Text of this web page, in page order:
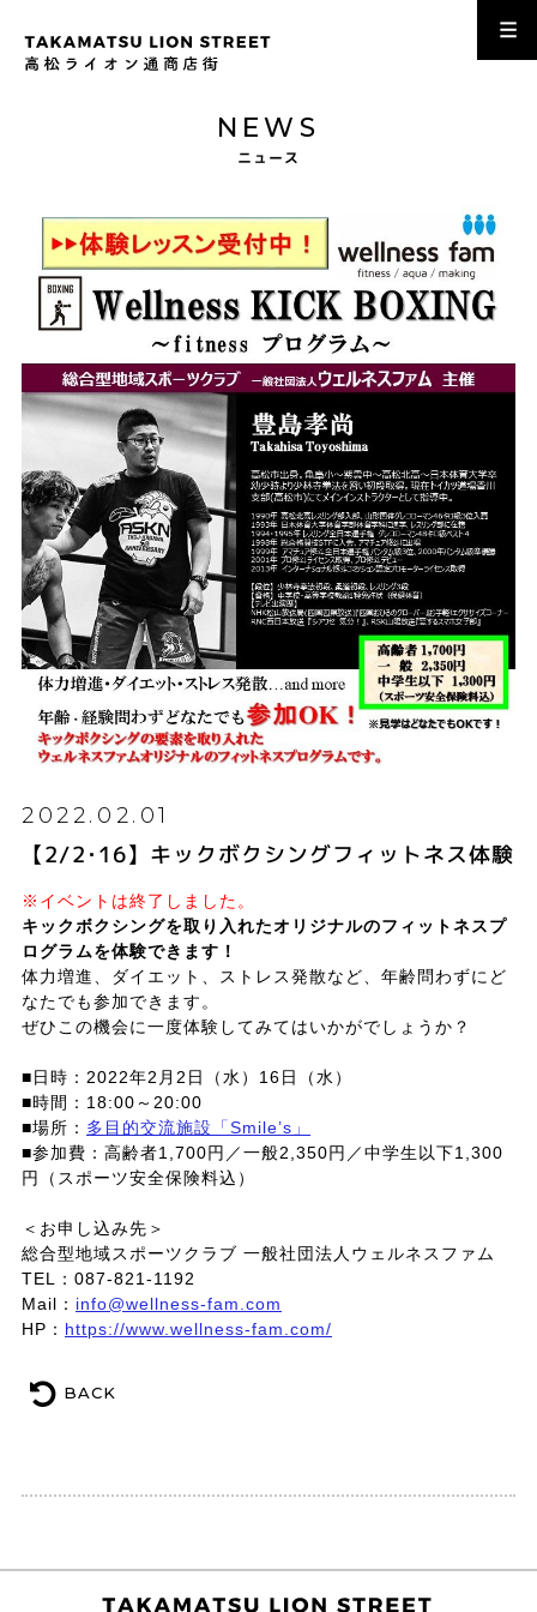
NEWS
ニュース
2022.02.01
【2/2･16】キックボクシングフィットネス体験
※イベントは終了しました。
キックボクシングを取り入れたオリジナルのフィットネスプ
ログラムを体験できます！
体力増進、ダイエット、ストレス発散など、年齢問わずにど
なたでも参加できます。
ぜひこの機会に一度体験してみてはいかがでしょうか？
■日時：2022年2月2日（水）16日（水）
■時間：18:00～20:00
■場所： 多目的交流施設「Smile’s」
■参加費：高齢者1,700円／一般2,350円／中学生以下1,300
円（スポーツ安全保険料込）
＜お申し込み先＞
総合型地域スポーツクラブ 一般社団法人ウェルネスファム
TEL：087-821-1192
Mail： info@wellness-fam.com
HP： https://www.wellness-fam.com/
BACK